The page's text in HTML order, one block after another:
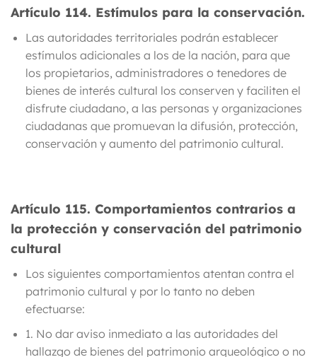
Artículo 114. Estímulos para la conservación.
Las autoridades territoriales podrán establecer
estímulos adicionales a los de la nación, para que
los propietarios, administradores o tenedores de
bienes de interés cultural los conserven y faciliten el
disfrute ciudadano, a las personas y organizaciones
ciudadanas que promuevan la difusión, protección,
conservación y aumento del patrimonio cultural.
Artículo 115. Comportamientos contrarios a
la protección y conservación del patrimonio
cultural
Los siguientes comportamientos atentan contra el
patrimonio cultural y por lo tanto no deben
efectuarse:
1. No dar aviso inmediato a las autoridades del
hallazgo de bienes del patrimonio arqueológico o no